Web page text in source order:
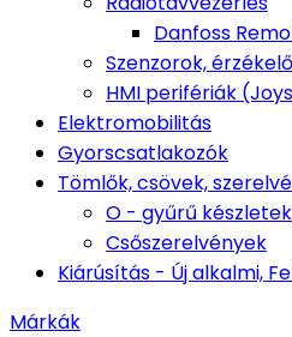
Danfoss
Szenzorok,
HMI perifériák
Elektromobilitás
Gyorscsatlakozók
Tömlők, csövek,
O - gyűrű készletek
Csőszerelvények
Kiárúsítás - Új alkalmi,
Márkák